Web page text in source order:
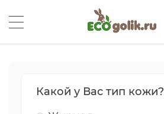
Какой у Вас тип кожи?